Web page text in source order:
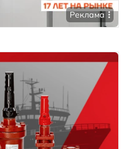
Реклама